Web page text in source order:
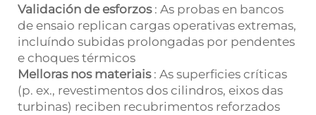
Validación de esforzos : As probas en bancos
de ensaio replican cargas operativas extremas,
incluíndo subidas prolongadas por pendentes
e choques térmicos
Melloras nos materiais : As superficies críticas
(p. ex., revestimentos dos cilindros, eixos das
turbinas) reciben recubrimentos reforzados